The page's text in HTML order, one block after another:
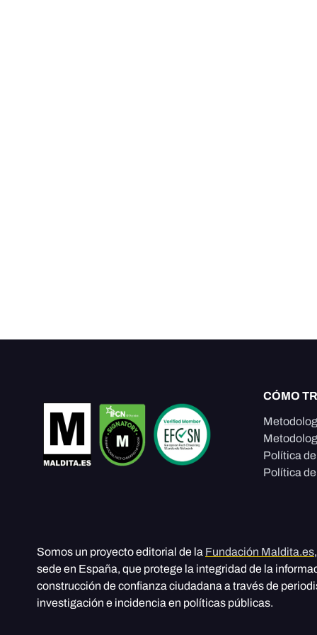
CÓMO
Política
Política
Somos un proyecto editorial de la Fundación Maldita.es
sede en España, que protege la integridad de la
construcción de confianza ciudadana a través de
investigación e incidencia en políticas públicas.